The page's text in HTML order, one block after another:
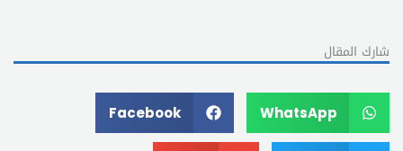
شارك المقال
WhatsApp
Facebook